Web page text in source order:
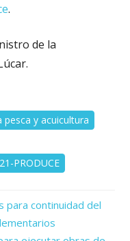
.
de la
y acuicultura
PRODUCE
para continuidad del